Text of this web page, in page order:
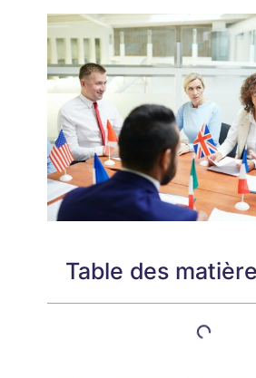
Table des